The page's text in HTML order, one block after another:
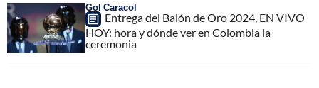
Gol Caracol
Entrega del Balón de Oro 2024, EN VIVO
HOY: hora y dónde ver en Colombia la
ceremonia